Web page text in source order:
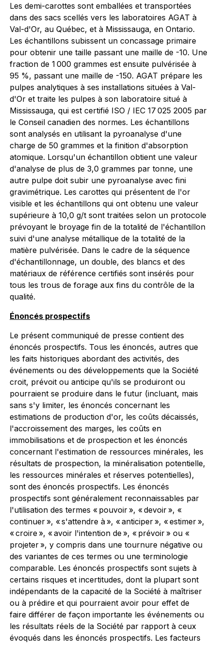
Les demi-carottes sont emballées et transportées
dans des sacs scellés vers les laboratoires AGAT à
Val-d'Or, au Québec, et à Mississauga, en Ontario.
Les échantillons subissent un concassage primaire
pour obtenir une taille passant une maille de -10. Une
fraction de 1 000 grammes est ensuite pulvérisée à
95 %, passant une maille de -150. AGAT prépare les
pulpes analytiques à ses installations situées à Val-
d'Or et traite les pulpes à son laboratoire situé à
Mississauga, qui est certifié ISO / IEC 17 025 2005 par
le Conseil canadien des normes. Les échantillons
sont analysés en utilisant la pyroanalyse d'une
charge de 50 grammes et la finition d'absorption
atomique. Lorsqu'un échantillon obtient une valeur
d'analyse de plus de 3,0 grammes par tonne, une
autre pulpe doit subir une pyroanalyse avec fini
gravimétrique. Les carottes qui présentent de l'or
visible et les échantillons qui ont obtenu une valeur
supérieure à 10,0 g/t sont traitées selon un protocole
prévoyant le broyage fin de la totalité de l'échantillon
suivi d'une analyse métallique de la totalité de la
matière pulvérisée. Dans le cadre de la séquence
d'échantillonnage, un double, des blancs et des
matériaux de référence certifiés sont insérés pour
tous les trous de forage aux fins du contrôle de la
qualité.
Énoncés prospectifs
Le présent communiqué de presse contient des
énoncés prospectifs. Tous les énoncés, autres que
les faits historiques abordant des activités, des
événements ou des développements que la Société
croit, prévoit ou anticipe qu'ils se produiront ou
pourraient se produire dans le futur (incluant, mais
sans s'y limiter, les énoncés concernant les
estimations de production d'or, les coûts décaissés,
l'accroissement des marges, les coûts en
immobilisations et de prospection et les énoncés
concernant l'estimation de ressources minérales, les
résultats de prospection, la minéralisation potentielle,
les ressources minérales et réserves potentielles),
sont des énoncés prospectifs. Les énoncés
prospectifs sont généralement reconnaissables par
l'utilisation des termes « pouvoir », « devoir », «
continuer », « s'attendre à », « anticiper », « estimer »,
« croire », « avoir l'intention de », « prévoir » ou «
projeter », y compris dans une tournure négative ou
des variantes de ces termes ou une terminologie
comparable. Les énoncés prospectifs sont sujets à
certains risques et incertitudes, dont la plupart sont
indépendants de la capacité de la Société à maîtriser
ou à prédire et qui pourraient avoir pour effet de
faire différer de façon importante les événements ou
les résultats réels de la Société par rapport à ceux
évoqués dans les énoncés prospectifs. Les facteurs